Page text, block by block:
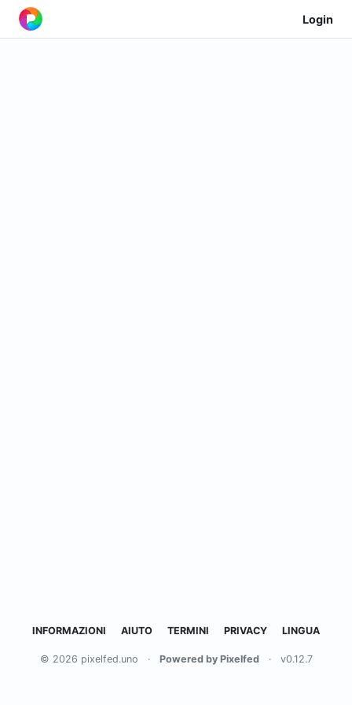
Login
INFORMAZIONI AIUTO TERMINI PRIVACY LINGUA
© 2026 pixelfed.uno · Powered by Pixelfed · v0.12.7